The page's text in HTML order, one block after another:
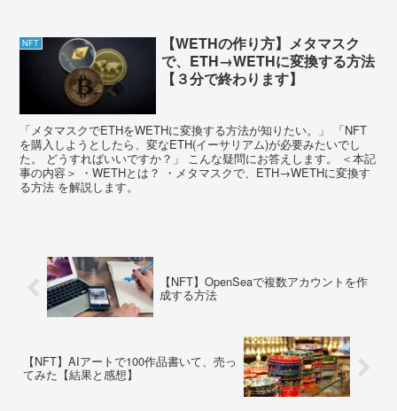
NFT
【WETHの作り方】メタマスク
で、ETH→WETHに変換する方法
【３分で終わります】
「メタマスクでETHをWETHに変換する方法が知りたい。」 「NFT
を購入しようとしたら、変なETH(イーサリアム)が必要みたいでし
た。 どうすればいいですか？」 こんな疑問にお答えします。 ＜本記
事の内容＞ ・WETHとは？ ・メタマスクで、ETH→WETHに変換す
る方法 を解説します。
【NFT】OpenSeaで複数アカウントを作
成する方法
【NFT】AIアートで100作品書いて、売っ
てみた【結果と感想】